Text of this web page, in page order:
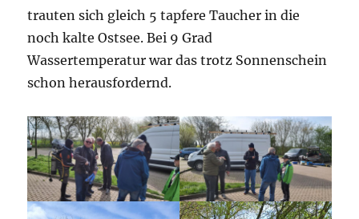
trauten sich gleich 5 tapfere Taucher in die
noch kalte Ostsee. Bei 9 Grad
Wassertemperatur war das trotz Sonnenschein
schon herausfordernd.